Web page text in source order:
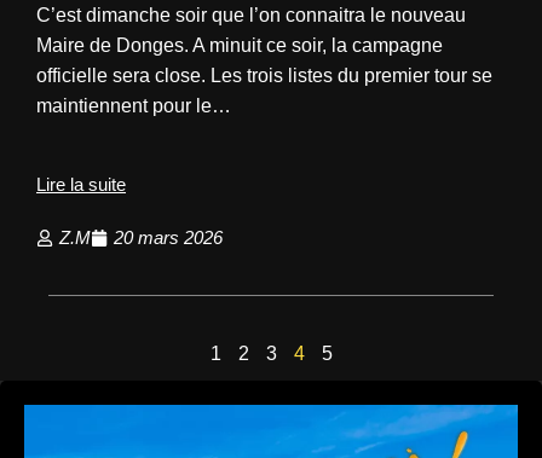
C’est dimanche soir que l’on connaitra le nouveau
Maire de Donges. A minuit ce soir, la campagne
officielle sera close. Les trois listes du premier tour se
maintiennent pour le…
Lire la suite
Z.M 20 mars 2026
1 2 3 4 5